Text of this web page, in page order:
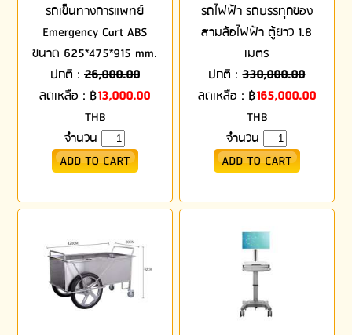
รถเข็นทางการแพทย์
Emergency Cart ABS
ขนาด 625*475*915 mm.
ปกติ : 26,000.00
ลดเหลือ : ฿13,000.00
THB
จำนวน
รถไฟฟ้า รถบรรทุกของ
สามล้อไฟฟ้า ตู้ยาว 1.8
เมตร
ปกติ :330,000.00
ลดเหลือ : ฿165,000.00
THB
จำนวน